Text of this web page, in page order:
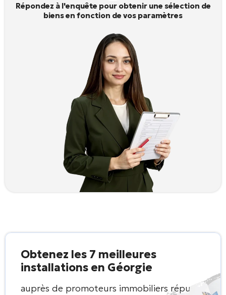
Répondez à l'enquête pour obtenir une sélection de
biens en fonction de vos paramètres
Obtenez les 7 meilleures
installations en Géorgie
auprès de promoteurs immobiliers réputés